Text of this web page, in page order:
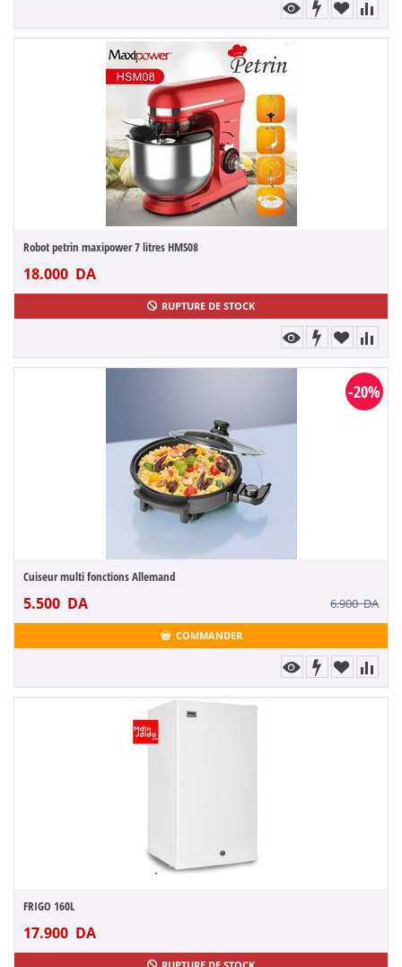
Robot petrin maxipower 7 litres HMS08
18.000 DA
RUPTURE DE STOCK
-20%
Cuiseur multi fonctions Allemand
5.500 DA 6.900DA
COMMANDER
FRIGO 160L
17.900 DA
RUPTURE DE STOCK